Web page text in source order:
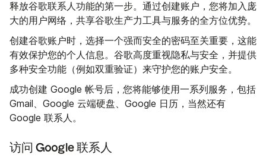
释放谷歌联系人功能的第一步。通过创建账户，您将加入庞
大的用户网络，共享谷歌生产力工具与服务的全方位优势。
创建谷歌账户时，选择一个强而安全的密码至关重要，这能
有效保护您的个人信息。谷歌高度重视隐私与安全，并提供
多种安全功能（例如双重验证）来守护您的账户安全。
成功创建 Google 帐号后，您将能够使用一系列服务，包括
Gmail、Google 云端硬盘、Google 日历，当然还有
Google 联系人。
访问 Google 联系人